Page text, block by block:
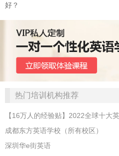
好？
热门培训机构推荐
成都东方英语学校（所有校区）
深圳华e街英语